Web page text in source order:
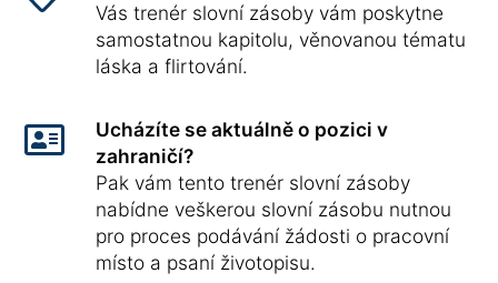
Vás trenér slovní zásoby vám poskytne
samostatnou kapitolu, věnovanou tématu
láska a flirtování.
Ucházíte se aktuálně o pozici v
zahraničí?
Pak vám tento trenér slovní zásoby
nabídne veškerou slovní zásobu nutnou
pro proces podávání žádosti o pracovní
místo a psaní životopisu.